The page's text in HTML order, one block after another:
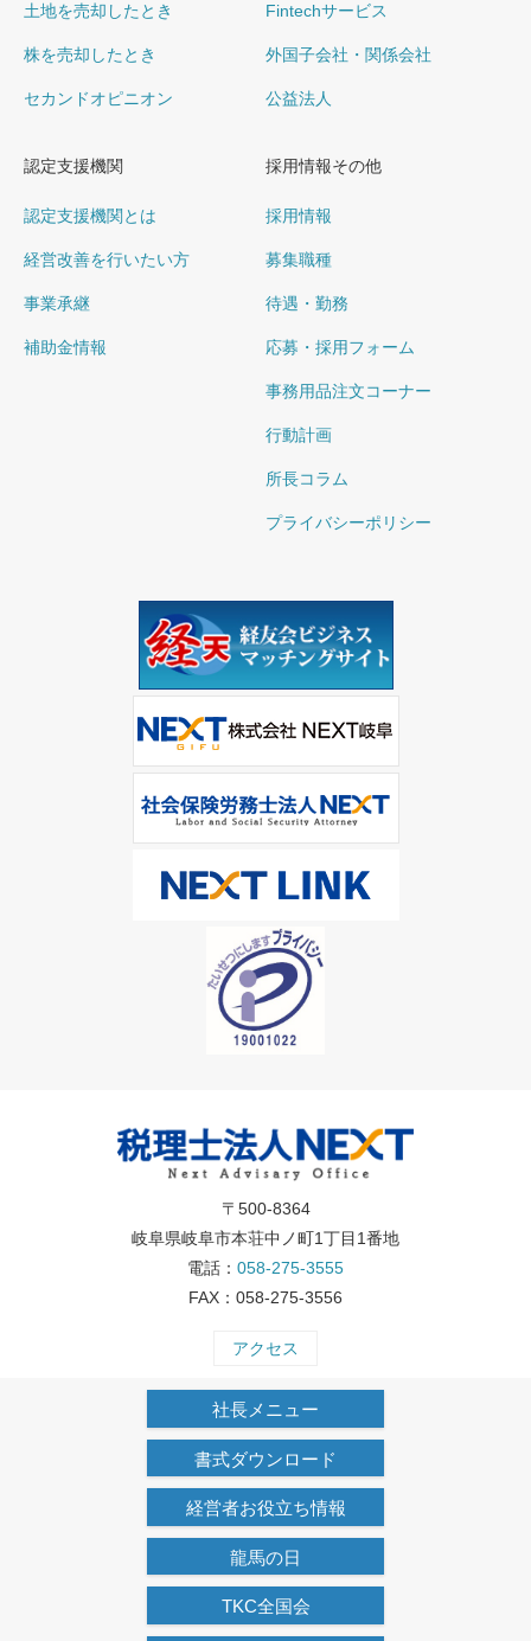
土地を売却したとき
株を売却したとき
セカンドオピニオン
Fintechサービス
外国子会社・関係会社
公益法人
認定支援機関
認定支援機関とは
経営改善を行いたい方
事業承継
補助金情報
採用情報その他
採用情報
募集職種
待遇・勤務
応募・採用フォーム
事務用品注文コーナー
行動計画
所長コラム
プライバシーポリシー
〒500-8364
岐阜県岐阜市本荘中ノ町1丁目1番地
電話： 058-275-3555
FAX：058-275-3556
アクセス
社長メニュー
書式ダウンロード
経営者お役立ち情報
龍馬の日
TKC全国会